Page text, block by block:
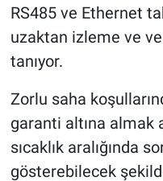
RS485 ve Ethernet
uzaktan izleme ve
tanıyor.
Zorlu saha
garanti altına almak
sıcaklık aralığında
gösterebilecek